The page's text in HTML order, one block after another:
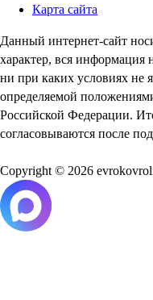
Карта сайта
Данный интернет-сайт
характер, вся информация
ни при каких условиях не
определяемой
Российской Федерации.
согласовываются после
Copyright © 2026